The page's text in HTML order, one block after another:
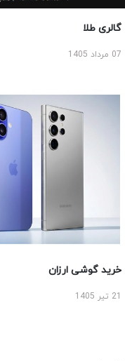
گالری طلا
07 مرداد 1405
خرید گوشی ارزان